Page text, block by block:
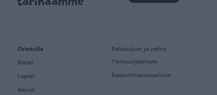
Ostoksille
Naiset
Lapset
Vauvat
Palautukset ja vaihto
Tietosuojaseloste
Saavutettavuusseloste